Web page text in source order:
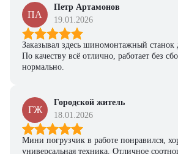
ПА
Петр Артамонов
19.01.2026
Заказывал здесь шиномонтажный станок
По качеству всё отлично, работает без
нормально.
ГЖ
Городской житель
18.01.2026
Мини погрузчик в работе понравился,
универсальная техника. Отличное